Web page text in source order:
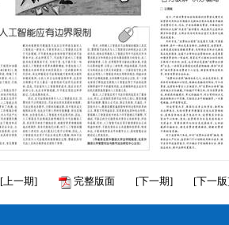
[上一期] 完整版面 [下一期] [下一版